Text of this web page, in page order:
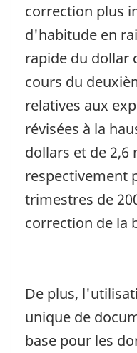
correction plus
d'habitude en
rapide du dollar
cours du
relatives aux
révisées à la
dollars et de 2,6
respectivement
trimestres de
correction de la
De plus,
unique de
base pour les